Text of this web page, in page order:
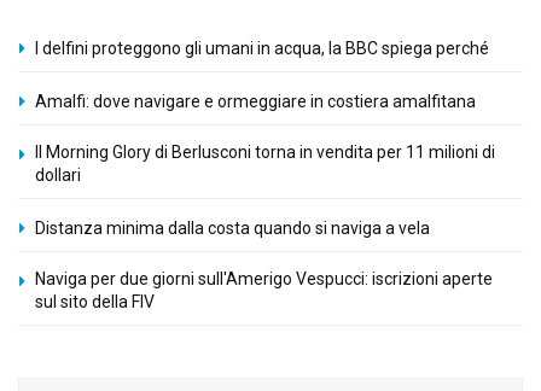
I delfini proteggono gli umani in acqua, la BBC spiega perché
Amalfi: dove navigare e ormeggiare in costiera amalfitana
Il Morning Glory di Berlusconi torna in vendita per 11 milioni di
dollari
Distanza minima dalla costa quando si naviga a vela
Naviga per due giorni sull'Amerigo Vespucci: iscrizioni aperte
sul sito della FIV